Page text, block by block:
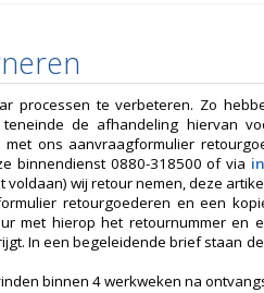
processen te verbeteren. Zo
teneinde de afhandeling hiervan
ons aanvraagformulier
binnendienst 0880-318500 of via
wij retour nemen, deze
retourgoederen en een
met hierop het retournummer
In een begeleidende brief staan
binnen 4 werkweken na